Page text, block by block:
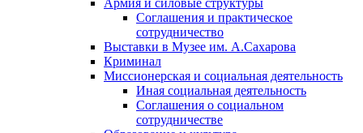
Армия и силовые структуры
Соглашения и практическое
сотрудничество
Выставки в Музее им. А.Сахарова
Криминал
Миссионерская и социальная деятельность
Иная социальная деятельность
Соглашения о социальном
сотрудничестве